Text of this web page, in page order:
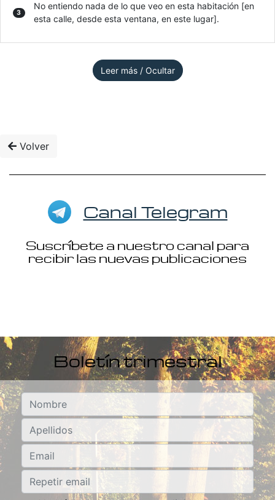
3
No entiendo nada de lo que veo en esta habitación [en
esta calle, desde esta ventana, en este lugar].
Leer más / Ocultar
Volver
Canal Telegram
Suscríbete a nuestro canal para
recibir las nuevas publicaciones
Boletín trimestral